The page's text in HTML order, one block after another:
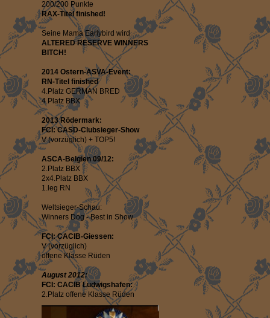
200/200 Punkte
RAX-Titel finished!
Seine Mama Earlybird wird
ALTERED RESERVE WINNERS
BITCH!
2014 Ostern-ASVA-Event:
RN-Titel finished
4.Platz GERMAN BRED
4.Platz BBX
2013 Rödermark:
FCI: CASD-Clubsieger-Show
V (vorzüglich) + TOP5!
ASCA-Belgien 09/12:
2.Platz BBX
2x4.Platz BBX
1.leg RN
Weltsieger-Schau:
Winners Dog - Best in Show
FCI: CACIB-Giessen:
V (vorzüglich)
offene Klasse Rüden
August 2012:
FCI: CACIB Ludwigshafen:
2.Platz offene Klasse Rüden